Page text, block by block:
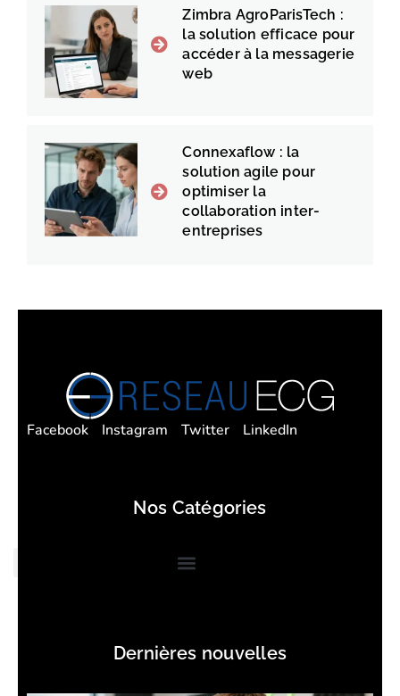
Zimbra AgroParisTech :
la solution efficace pour
accéder à la messagerie
web
Connexaflow : la
solution agile pour
optimiser la
collaboration inter-
entreprises
Facebook Instagram Twitter LinkedIn
Nos Catégories
Dernières nouvelles